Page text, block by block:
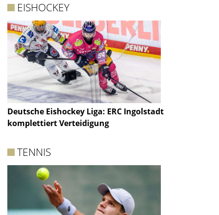
EISHOCKEY
Deutsche Eishockey Liga: ERC Ingolstadt
komplettiert Verteidigung
TENNIS